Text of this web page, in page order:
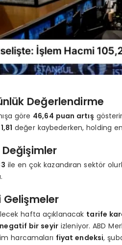
Değerlendirme
göre 46,64 puan artış
değer kaybederken, holding
ile en çok kazandıran sektör
hafta açıklanacak tarife
negatif bir seyir izleniyor. ABD
harcamaları fiyat endeksi,